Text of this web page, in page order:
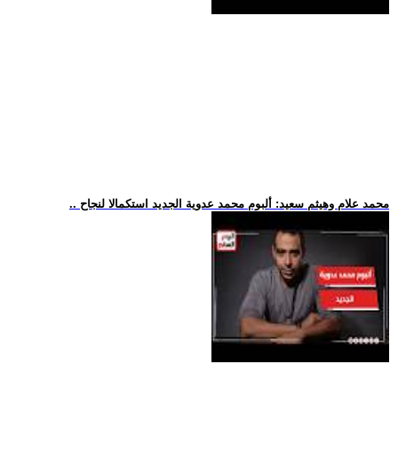
.. محمد علام وهيثم سعيد: ألبوم محمد عدوية الجديد استكمالا لنجاح